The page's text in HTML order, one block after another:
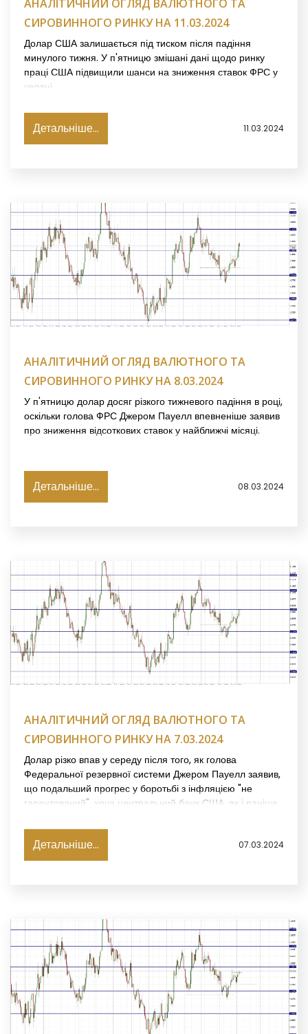
АНАЛІТИЧНИЙ ОГЛЯД ВАЛЮТНОГО ТА
СИРОВИННОГО РИНКУ НА 11.03.2024
Долар США залишається під тиском після падіння
минулого тижня. У п'ятницю змішані дані щодо ринку
праці США підвищили шанси на зниження ставок ФРС у
червні.
Детальніше... 11.03.2024
АНАЛІТИЧНИЙ ОГЛЯД ВАЛЮТНОГО ТА
СИРОВИННОГО РИНКУ НА 8.03.2024
У п'ятницю долар досяг різкого тижневого падіння в році,
оскільки голова ФРС Джером Пауелл впевненіше заявив
про зниження відсоткових ставок у найближчі місяці.
Детальніше... 08.03.2024
АНАЛІТИЧНИЙ ОГЛЯД ВАЛЮТНОГО ТА
СИРОВИННОГО РИНКУ НА 7.03.2024
Долар різко впав у середу після того, як голова
Федеральної резервної системи Джером Пауелл заявив,
що подальший прогрес у боротьбі з інфляцією "не
гарантований", хоча центральний банк США, як і раніше,
цього року.
Детальніше... 07.03.2024